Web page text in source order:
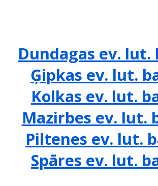
Dundagas ev. lut.
Ģipkas ev. lut.
Kolkas ev. lut.
Mazirbes ev. lut.
Piltenes ev. lut.
Spāres ev. lut.